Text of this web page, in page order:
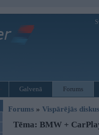
Galvenā Forums
Forums » Vispārējās
Tēma: BMW +